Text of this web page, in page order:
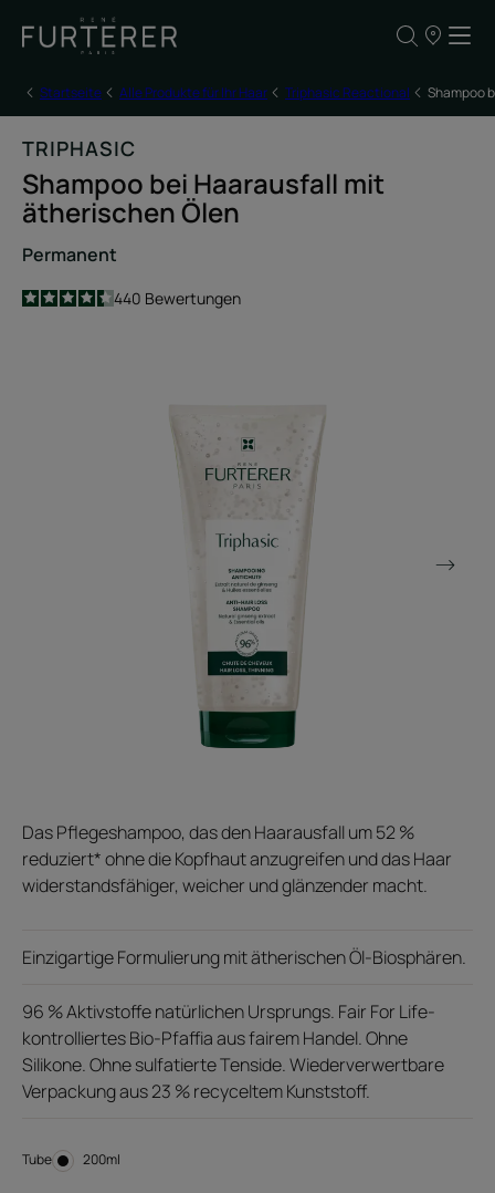
UNSERE
Startseite
Alle Produkte für Ihr Haar Triphasic Reactional Shampoo
TRIPHASIC
Shampoo bei Haarausfall mit
ätherischen Ölen
Permanent
4.4
/
5
440 Bewertungen
Das Pflegeshampoo, das den Haarausfall um 52 %
reduziert* ohne die Kopfhaut anzugreifen und das Haar
widerstandsfähiger, weicher und glänzender macht.
Einzigartige Formulierung mit ätherischen Öl-Biosphären.
96 % Aktivstoffe natürlichen Ursprungs. Fair For Life-
kontrolliertes Bio-Pfaffia aus fairem Handel. Ohne
Silikone. Ohne sulfatierte Tenside. Wiederverwertbare
Verpackung aus 23 % recyceltem Kunststoff.
Tube Tube
200ml